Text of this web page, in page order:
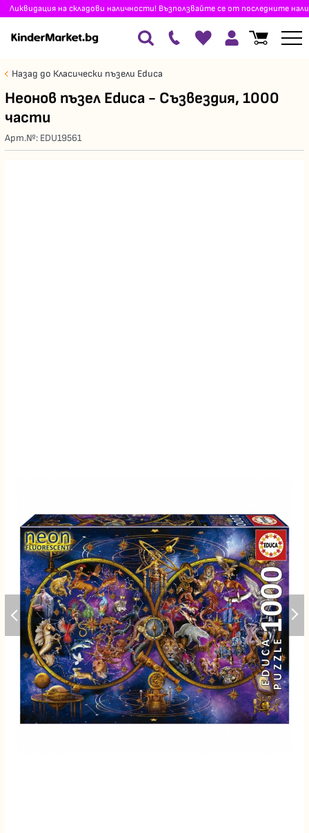
Ликвидация на складови наличности! Възползвайте се от последните
Назад до Класически пъзели Educa
Неонов пъзел Educa - Съзвездия, 1000
части
Арт.№: EDU19561